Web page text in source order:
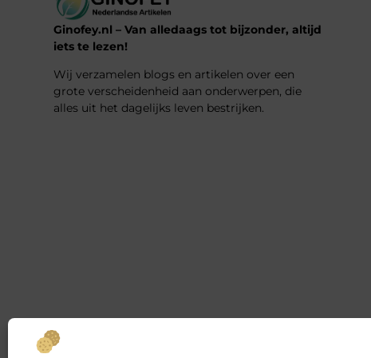
Ginofey.nl – Van alledaags tot bijzonder, altijd
iets te lezen!
Wij verzamelen blogs en artikelen over een
grote verscheidenheid aan onderwerpen, die
alles uit het dagelijks leven bestrijken.